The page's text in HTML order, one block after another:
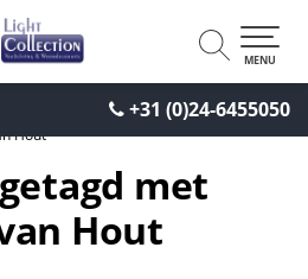
+31 (0)24-6455050
MENU
Hout
met
Hout